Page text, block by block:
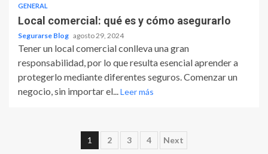
GENERAL
Local comercial: qué es y cómo asegurarlo
Segurarse Blog agosto 29, 2024
Tener un local comercial conlleva una gran
responsabilidad, por lo que resulta esencial aprender a
protegerlo mediante diferentes seguros. Comenzar un
negocio, sin importar el...Leer más
Paginación
1 2 3 4 Next